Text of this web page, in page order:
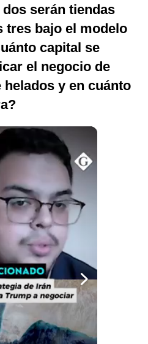
serán tiendas
tres bajo el modelo
capital se
el negocio de
helados y en cuánto